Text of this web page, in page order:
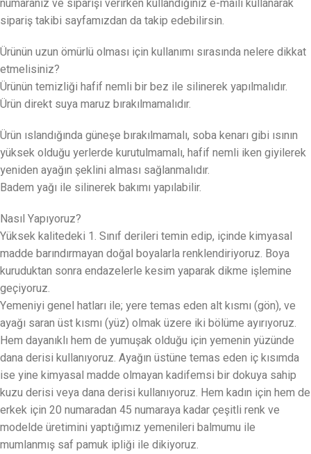
numaranız ve siparişi verirken kullandığınız e-maili kullanarak
sipariş takibi sayfamızdan da takip edebilirsin.
Ürünün uzun ömürlü olması için kullanımı sırasında nelere dikkat
etmelisiniz?
Ürünün temizliği hafif nemli bir bez ile silinerek yapılmalıdır.
Ürün direkt suya maruz bırakılmamalıdır.
Ürün ıslandığında güneşe bırakılmamalı, soba kenarı gibi ısının
yüksek olduğu yerlerde kurutulmamalı, hafif nemli iken giyilerek
yeniden ayağın şeklini alması sağlanmalıdır.
Badem yağı ile silinerek bakımı yapılabilir.
Nasıl Yapıyoruz?
Yüksek kalitedeki 1. Sınıf derileri temin edip, içinde kimyasal
madde barındırmayan doğal boyalarla renklendiriyoruz. Boya
kuruduktan sonra endazelerle kesim yaparak dikme işlemine
geçiyoruz.
Yemeniyi genel hatları ile; yere temas eden alt kısmı (gön), ve
ayağı saran üst kısmı (yüz) olmak üzere iki bölüme ayırıyoruz.
Hem dayanıklı hem de yumuşak olduğu için yemenin yüzünde
dana derisi kullanıyoruz. Ayağın üstüne temas eden iç kısımda
ise yine kimyasal madde olmayan kadifemsi bir dokuya sahip
kuzu derisi veya dana derisi kullanıyoruz. Hem kadın için hem de
erkek için 20 numaradan 45 numaraya kadar çeşitli renk ve
modelde üretimini yaptığımız yemenileri balmumu ile
mumlanmış saf pamuk ipliği ile dikiyoruz.